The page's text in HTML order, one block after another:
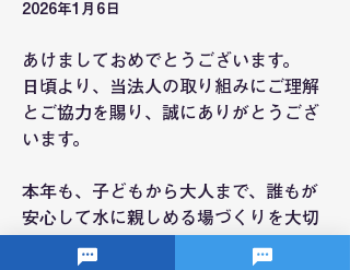
2026年1月6日
あけましておめでとうございます。
日頃より、当法人の取り組みにご理解
とご協力を賜り、誠にありがとうござ
います。
本年も、子どもから大人まで、誰もが
安心して水に親しめる場づくりを大切
にしてまいります。